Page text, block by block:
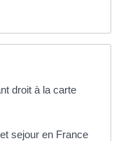
droit à la carte
sejour en France